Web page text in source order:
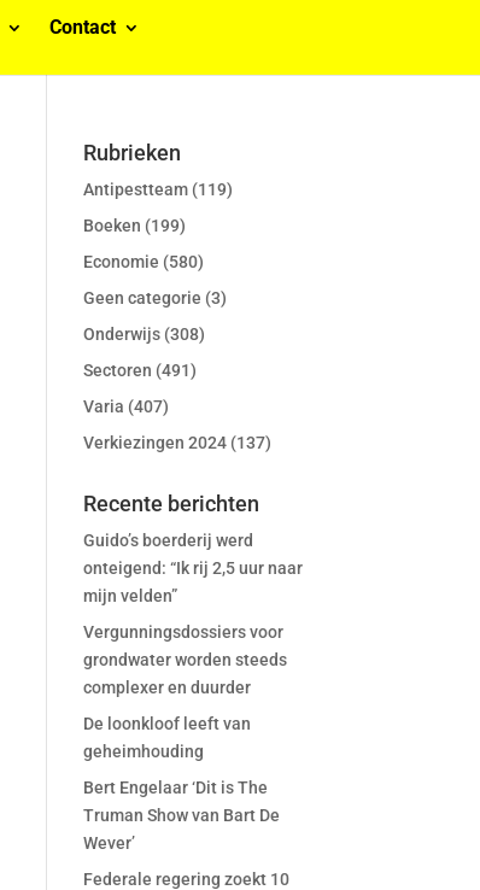
Contact
Rubrieken
Antipestteam (119)
Boeken (199)
Economie (580)
Geen categorie (3)
Onderwijs (308)
Sectoren (491)
Varia (407)
Verkiezingen 2024 (137)
Recente berichten
Guido’s boerderij werd
onteigend: “Ik rij 2,5 uur naar
mijn velden”
Vergunningsdossiers voor
grondwater worden steeds
complexer en duurder
De loonkloof leeft van
geheimhouding
Bert Engelaar ‘Dit is The
Truman Show van Bart De
Wever’
Federale regering zoekt 10